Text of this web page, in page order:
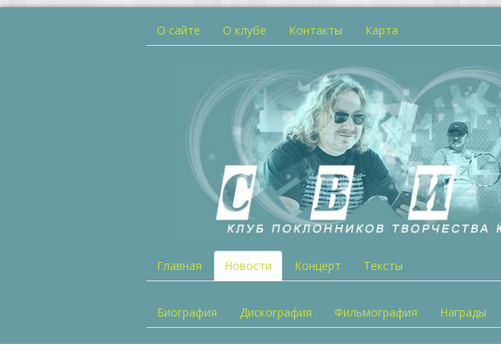
О сайте О клубе Контакты Карта
Главная Новости Концерт Тексты
Биография Дискография Фильмография Награды